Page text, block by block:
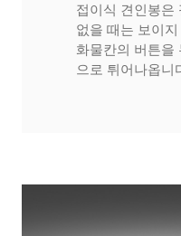
접이식 견인봉은
없을 때는 보이
화물칸의 버튼을
으로 튀어나옵니